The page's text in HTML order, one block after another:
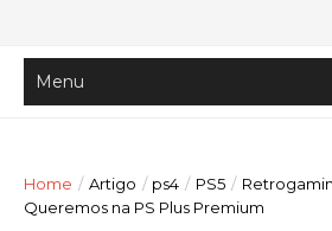
Home / Artigo / ps4 / PS5 /
Queremos na PS Plus Premium